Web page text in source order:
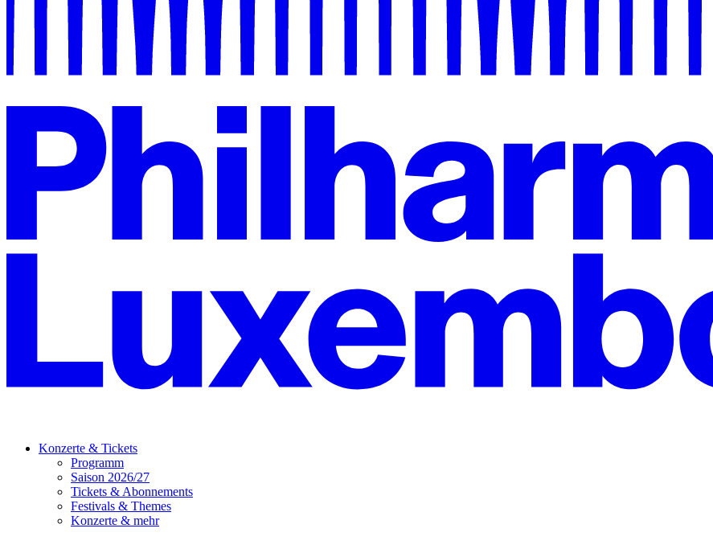
Konzerte & Tickets
Programm
Saison 2026/27
Tickets & Abonnements
Festivals & Themes
Konzerte & mehr